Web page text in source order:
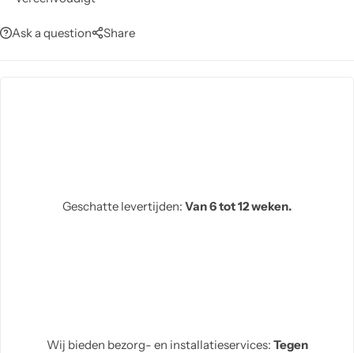
materialen
Ask a question Share
Geschatte levertijden: Van 6 tot 12 weken.
Wij bieden bezorg- en installatieservices: Tegen